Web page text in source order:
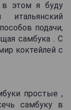
в этом я буду
подачи,
самбука . С
коктейлей с
простые ,
самбуку в